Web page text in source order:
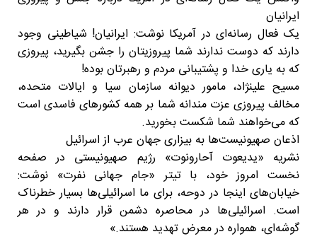
ایرانیان
یک فعال رسانه‌ای در آمریکا نوشت: ایرانیان! شیاطینی وجود
دارند که دوست ندارند شما پیروزیتان را جشن بگیرید، پیروزی
که به یاری خدا و پشتیبانی مردم و رهبرتان بوده!
مسیح علینژاد، مامور دیوانه سازمان سیا و ایالات متحده،
مخالف پیروزی عزت مندانه شما بر همه کشورهای فاسدی است
که می‌خواهند شما شکست بخورید.
اذعان صهیونیست‌ها به بیزاری جهان عرب از اسرائیل
نشریه «یدیعوت آحارونوت» رژیم صهیونیستی در صفحه
نخست امروز خود، با تیتر «جام جهانی نفرت» نوشت:
خیابان‌های اینجا در دوحه، برای ما اسرائیلی‌ها بسیار خطرناک
است. اسرائیلی‌ها در محاصره دشمن قرار دارند و در هر
گوشه‌ای، همواره در معرض تهدید هستند.»